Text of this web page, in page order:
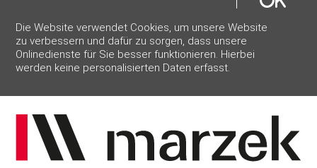
Die Website verwendet Cookies, um unsere Website
zu verbessern und dafür zu sorgen, dass unsere
Onlinedienste für Sie besser funktionieren. Hierbei
werden keine personalisierten Daten erfasst.